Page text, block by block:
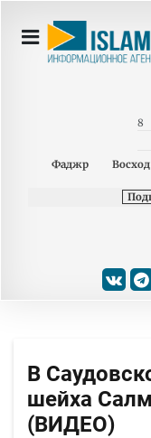
8
Фаджр
Восход
В
шейха
(ВИДЕО)